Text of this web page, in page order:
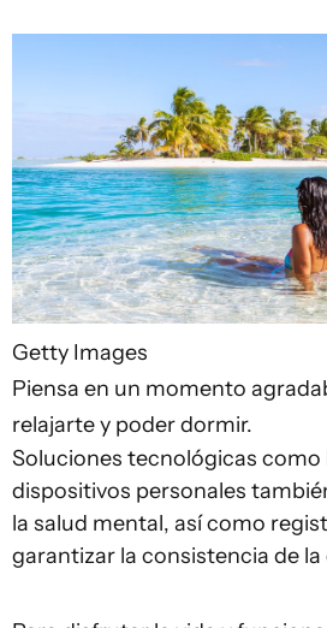
Getty Images
Piensa en un momento
relajarte y poder dormir.
Soluciones tecnológicas como
dispositivos personales
la salud mental, así como
garantizar la consistencia de